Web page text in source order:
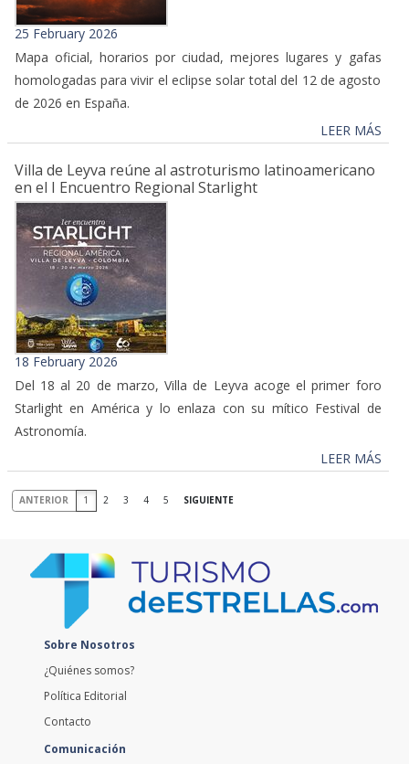
25 February 2026
Mapa oficial, horarios por ciudad, mejores lugares y gafas
homologadas para vivir el eclipse solar total del 12 de agosto
de 2026 en España.
LEER MÁS
Villa de Leyva reúne al astroturismo latinoamericano
en el I Encuentro Regional Starlight
18 February 2026
Del 18 al 20 de marzo, Villa de Leyva acoge el primer foro
Starlight en América y lo enlaza con su mítico Festival de
Astronomía.
LEER MÁS
ANTERIOR 1 2 3 4 5 SIGUIENTE
Sobre Nosotros
¿Quiénes somos?
Política Editorial
Contacto
Comunicación